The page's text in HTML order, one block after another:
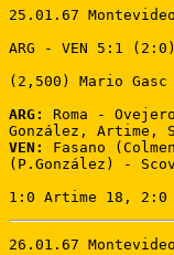
25.01.67
ARG - VEN 5:1
(2,500) Mario Gasc
ARG:
Roma -
VEN:
Fasano
(P.González) -
1:0 Artime 18, 2:0
26.01.67